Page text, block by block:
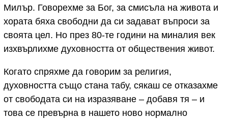
Милър. Говорехме за Бог, за смисъла на живота и
хората бяха свободни да си задават въпроси за
своята цел. Но през 80-те години на миналия век
изхвърлихме духовността от обществения живот.
Когато спряхме да говорим за религия,
духовността също стана табу, сякаш се отказахме
от свободата си на изразяване – добавя тя – и
това се превърна в нашето ново нормално